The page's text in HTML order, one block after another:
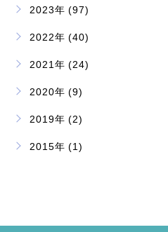
2023年 (97)
2022年 (40)
2021年 (24)
2020年 (9)
2019年 (2)
2015年 (1)